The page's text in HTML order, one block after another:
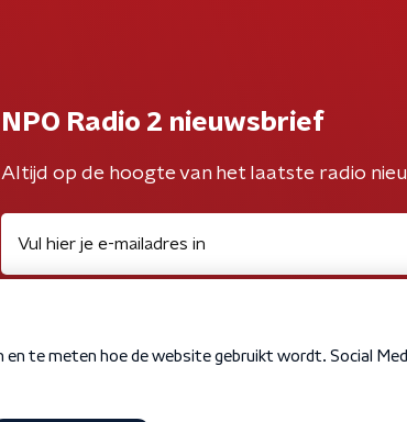
NPO Radio 2 nieuwsbrief
Altijd op de hoogte van het laatste radio